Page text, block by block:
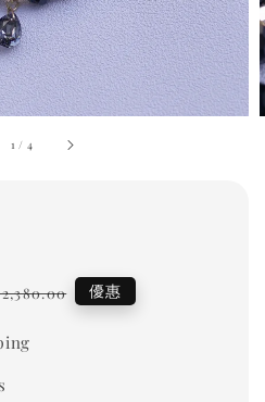
1 / 4
優惠